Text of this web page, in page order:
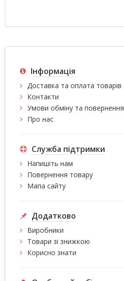
Інформація
Доставка та оплата товарів
Контакти
Умови обміну та повернення
Про нас
Служба підтримки
Напишіть нам
Повернення товару
Мапа сайту
Додатково
Виробники
Товари зі знижкою
Корисно знати